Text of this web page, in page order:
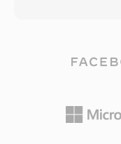
UMTS ağ
içinde
tarafından
hızlı selefi ile
daha i̇yi görsel